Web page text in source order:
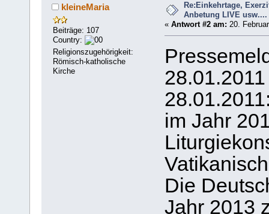
kleineMaria
Beiträge: 107
Country:
Religionszugehörigkeit:
Römisch-katholische
Kirche
Re:Einkehrtage,
Anbetung LIVE usw....
« Antwort #2 am: 20.
im Jahr
Die
Jahr 2013